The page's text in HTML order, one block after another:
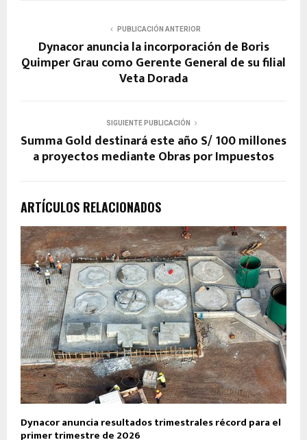
PUBLICACIÓN ANTERIOR
Dynacor anuncia la incorporación de Boris
Quimper Grau como Gerente General de su filial
Veta Dorada
SIGUIENTE PUBLICACIÓN
Summa Gold destinará este año S/ 100 millones
a proyectos mediante Obras por Impuestos
ARTÍCULOS RELACIONADOS
Dynacor anuncia resultados trimestrales récord para el
primer trimestre de 2026